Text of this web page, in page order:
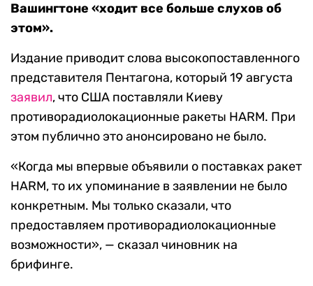
Вашингтоне «ходит все больше слухов об
этом».
Издание приводит слова высокопоставленного
представителя Пентагона, который 19 августа
заявил, что США поставляли Киеву
противорадиолокационные ракеты HARM. При
этом публично это анонсировано не было.
«Когда мы впервые объявили о поставках ракет
HARM, то их упоминание в заявлении не было
конкретным. Мы только сказали, что
предоставляем противорадиолокационные
возможности», — сказал чиновник на
брифинге.